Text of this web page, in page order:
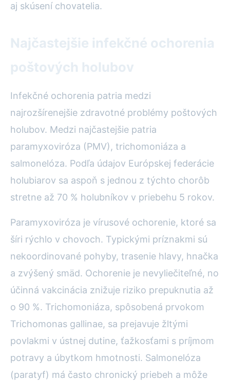
aj skúsení chovatelia.
Najčastejšie infekčné ochorenia
poštových holubov
Infekčné ochorenia patria medzi
najrozšírenejšie zdravotné problémy poštových
holubov. Medzi najčastejšie patria
paramyxoviróza (PMV), trichomoniáza a
salmonelóza. Podľa údajov Európskej federácie
holubiarov sa aspoň s jednou z týchto chorôb
stretne až 70 % holubníkov v priebehu 5 rokov.
Paramyxoviróza je vírusové ochorenie, ktoré sa
šíri rýchlo v chovoch. Typickými príznakmi sú
nekoordinované pohyby, trasenie hlavy, hnačka
a zvýšený smäd. Ochorenie je nevyliečiteľné, no
účinná vakcinácia znižuje riziko prepuknutia až
o 90 %. Trichomoniáza, spôsobená prvokom
Trichomonas gallinae, sa prejavuje žltými
povlakmi v ústnej dutine, ťažkosťami s príjmom
potravy a úbytkom hmotnosti. Salmonelóza
(paratyf) má často chronický priebeh a môže